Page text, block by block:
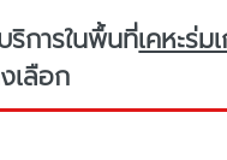
ริการในพื้นที่เคหะร่ม
เลือก